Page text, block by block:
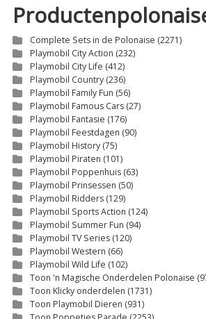
Complete Sets in de Polonaise (2271)
Playmobil City Action (232)
Playmobil City Life (412)
Playmobil Country (236)
Playmobil Family Fun (56)
Playmobil Famous Cars (27)
Playmobil Fantasie (176)
Playmobil Feestdagen (90)
Playmobil History (75)
Playmobil Piraten (101)
Playmobil Poppenhuis (63)
Playmobil Prinsessen (50)
Playmobil Ridders (129)
Playmobil Sports Action (124)
Playmobil Summer Fun (94)
Playmobil TV Series (120)
Playmobil Western (66)
Playmobil Wild Life (102)
Toon 'n Magische Onderdelen Polonaise
Toon Klicky onderdelen (1731)
Toon Playmobil Dieren (931)